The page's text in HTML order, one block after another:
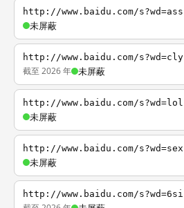
http://www.baidu.com/s?wd=ass
未屏蔽
http://www.baidu.com/s?wd=cly
截至 2026 年 未屏蔽
http://www.baidu.com/s?wd=lol
未屏蔽
http://www.baidu.com/s?wd=sex
未屏蔽
http://www.baidu.com/s?wd=6si